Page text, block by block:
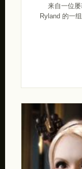
来自一位
Ryland 的一